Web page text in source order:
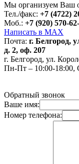
Мы организуем Ваш
Тел./факс: +7 (4722)
Моб.: +7 (920) 570-
Написать в MAX
Почта: г. Белгород,
д. 2, оф. 207
г. Белгород, ул.
Пн-Пт – 10:00-18:00,
Обратный звонок
Ваше имя:
Номер телефона: